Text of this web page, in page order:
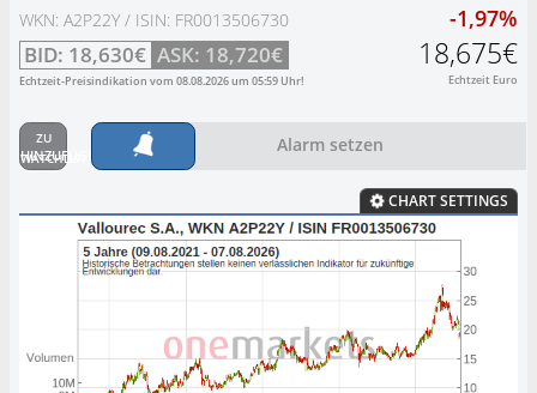
WKN: A2P22Y / ISIN: FR0013506730
BID: 18,630€ ASK: 18,720€
Echtzeit-Preisindikation vom 08.08.2026um 05:59Uhr!
-1,97%
18,675€
Echtzeit Euro
Alarm setzen
CHART SETTINGS